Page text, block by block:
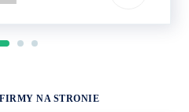
NA STRONIE